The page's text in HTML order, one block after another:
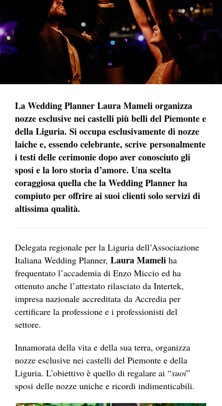
La Wedding Planner Laura Mameli organizza
nozze esclusive nei castelli più belli del Piemonte e
della Liguria. Si occupa esclusivamente di nozze
laiche e, essendo celebrante, scrive personalmente
i testi delle cerimonie dopo aver conosciuto gli
sposi e la loro storia d’amore. Una scelta
coraggiosa quella che la Wedding Planner ha
compiuto per offrire ai suoi clienti solo servizi di
altissima qualità.
Delegata regionale per la Liguria dell’Associazione
Italiana Wedding Planner, Laura Mameli ha
frequentato l’accademia di Enzo Miccio ed ha
ottenuto anche l’attestato rilasciato da Intertek,
impresa nazionale accreditata da Accredia per
certificare la professione e i professionisti del
settore.
Innamorata della vita e della sua terra, organizza
nozze esclusive nei castelli del Piemonte e della
Liguria. L’obiettivo è quello di regalare ai “suoi”
sposi delle nozze uniche e ricordi indimenticabili.